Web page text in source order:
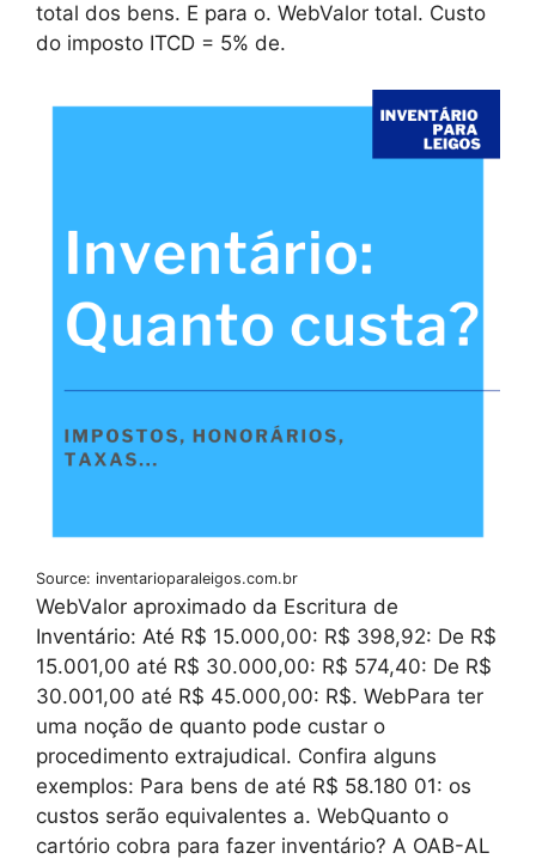
total dos bens. E para o. WebValor total. Custo
do imposto ITCD = 5% de.
Source: inventarioparaleigos.com.br
WebValor aproximado da Escritura de
Inventário: Até R$ 15.000,00: R$ 398,92: De R$
15.001,00 até R$ 30.000,00: R$ 574,40: De R$
30.001,00 até R$ 45.000,00: R$. WebPara ter
uma noção de quanto pode custar o
procedimento extrajudical. Confira alguns
exemplos: Para bens de até R$ 58.180 01: os
custos serão equivalentes a. WebQuanto o
cartório cobra para fazer inventário? A OAB-AL